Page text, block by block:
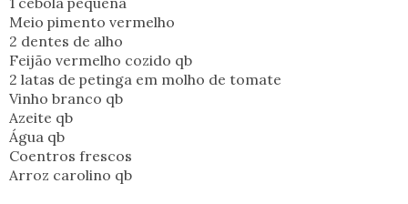
Meio pimento vermelho
2 dentes de alho
Feijão vermelho cozido qb
2 latas de petinga em molho de tomate
Vinho branco qb
Azeite qb
Água qb
Coentros frescos
Arroz carolino qb